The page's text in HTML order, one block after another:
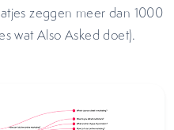
zeggen meer dan 1000
wat Also Asked doet).